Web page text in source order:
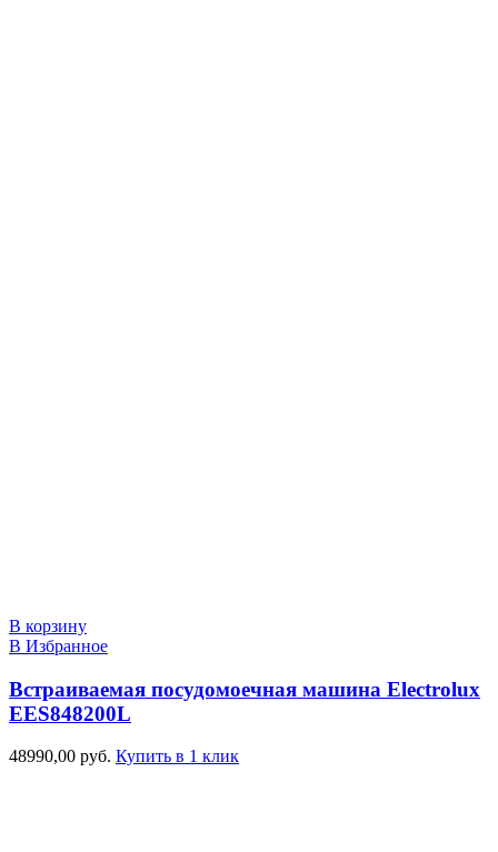
В корзину
В Избранное
Встраиваемая посудомоечная машина Electrolux
EES848200L
48990,00 руб. Купить в 1 клик